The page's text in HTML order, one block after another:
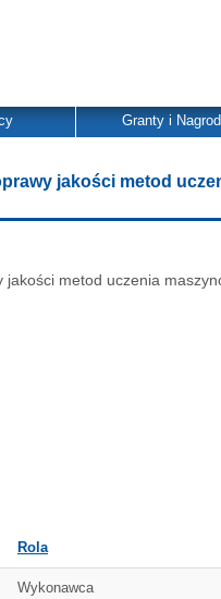
Granty i
jakości metod
metod uczenia
Rola
Wykonawca